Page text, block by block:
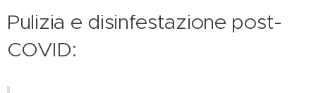
Pulizia e disinfestazione post-
COVID: